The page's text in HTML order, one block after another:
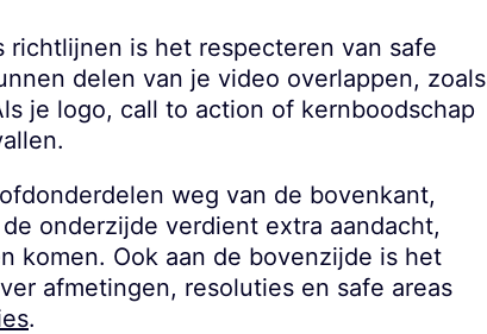
richtlijnen is het respecteren van safe
delen van je video overlappen, zoals
je logo, call to action of kernboodschap
weg van de bovenkant,
onderzijde verdient extra aandacht,
komen. Ook aan de bovenzijde is het
afmetingen, resoluties en safe areas
.